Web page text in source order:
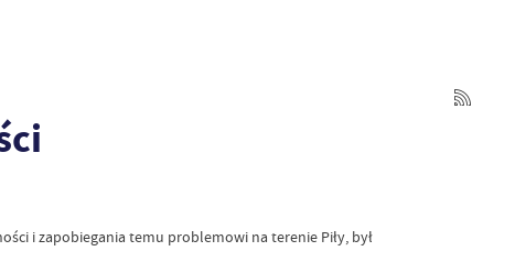
i zapobiegania temu problemowi na terenie Piły, był